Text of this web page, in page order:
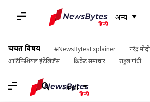
अन्य
चर्चित विषय #NewsBytesExplainer
नरेंद्र मोदी
आर्टिफिशियल इंटेलिजेंस
क्रिकेट समाचार राहुल गांधी
Hindi